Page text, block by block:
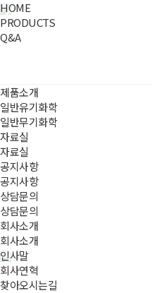
HOME
PRODUCTS
Q&A
제품소개
일반유기화학
일반무기화학
자료실
자료실
공지사항
공지사항
상담문의
상담문의
회사소개
회사소개
인사말
회사연혁
찾아오시는길